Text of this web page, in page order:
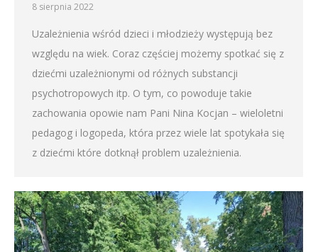
8 sierpnia 2022
Uzależnienia wśród dzieci i młodzieży występują bez
względu na wiek. Coraz częściej możemy spotkać się z
dziećmi uzależnionymi od różnych substancji
psychotropowych itp. O tym, co powoduje takie
zachowania opowie nam Pani Nina Kocjan – wieloletni
pedagog i logopeda, która przez wiele lat spotykała się
z dziećmi które dotknął problem uzależnienia.